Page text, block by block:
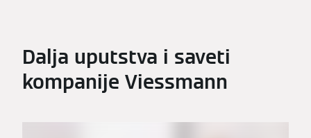
Dalja uputstva i saveti
kompanije Viessmann